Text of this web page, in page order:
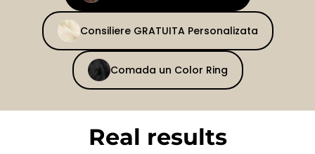
Consiliere GRATUITA Personalizata
Comada un Color Ring
Real results